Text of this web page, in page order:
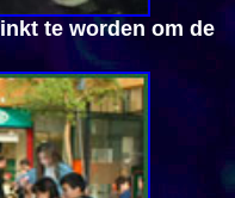
te worden om de